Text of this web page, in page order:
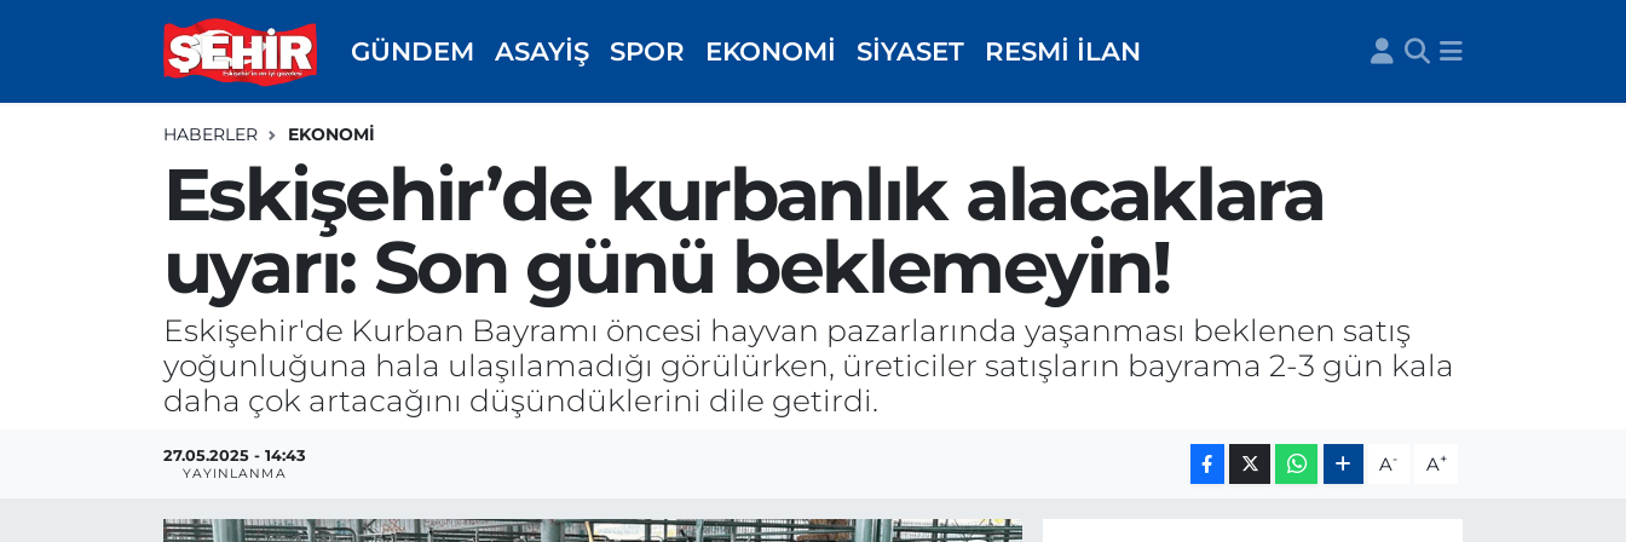
GÜNDEM ASAYİŞ SPOR EKONOMİ SİYASET RESMİ İLAN
HABERLER EKONOMİ
Eskişehir’de kurbanlık alacaklara
uyarı: Son günü beklemeyin!
Eskişehir'de Kurban Bayramı öncesi hayvan pazarlarında yaşanması beklenen satış
yoğunluğuna hala ulaşılamadığı görülürken, üreticiler satışların bayrama 2-3 gün kala
daha çok artacağını düşündüklerini dile getirdi.
27.05.2025 - 14:43
YAYINLANMA A- A+
EKONOMİ
RESMİ İLAN
EKONOMİ
TEKNOLOJİ
Odunpazarı Nöbetçi Eczaneler
Odunpazarı Trafik Yoğunluk Haritası
TFF 3.Lig 4.Grup Puan Durumu ve Fikstür
Tüm Manşetler
Son Dakika Haberleri
Haber Arşivi